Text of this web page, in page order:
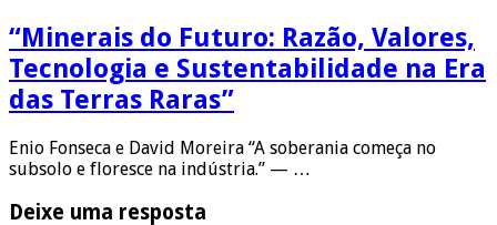
“Minerais do Futuro: Razão, Valores,
Tecnologia e Sustentabilidade na Era
das Terras Raras”
Enio Fonseca e David Moreira “A soberania começa no
subsolo e floresce na indústria.” — …
Deixe uma resposta